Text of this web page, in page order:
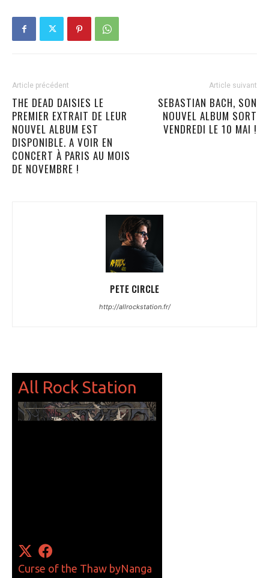
Article précédent
THE DEAD DAISIES LE
PREMIER EXTRAIT DE LEUR
NOUVEL ALBUM EST
DISPONIBLE. A VOIR EN
CONCERT À PARIS AU MOIS
DE NOVEMBRE !
Article suivant
SEBASTIAN BACH, SON
NOUVEL ALBUM SORT
VENDREDI LE 10 MAI !
PETE CIRCLE
http://allrockstation.fr/